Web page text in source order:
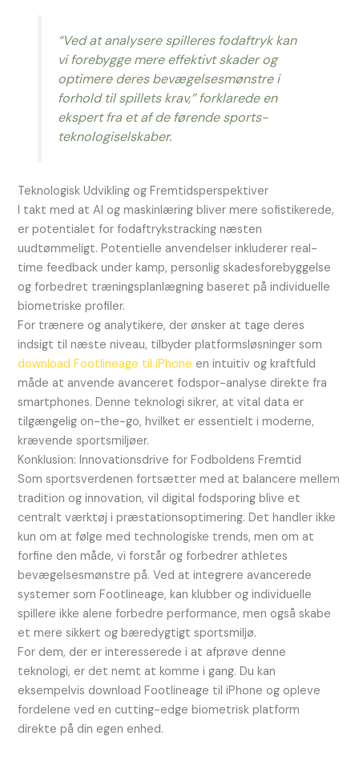
“Ved at analysere spilleres fodaftryk kan
vi forebygge mere effektivt skader og
optimere deres bevægelsesmønstre i
forhold til spillets krav,” forklarede en
ekspert fra et af de førende sports-
teknologiselskaber.
Teknologisk Udvikling og Fremtidsperspektiver
I takt med at AI og maskinlæring bliver mere sofistikerede,
er potentialet for fodaftrykstracking næsten
uudtømmeligt. Potentielle anvendelser inkluderer real-
time feedback under kamp, personlig skadesforebyggelse
og forbedret træningsplanlægning baseret på individuelle
biometriske profiler.
For trænere og analytikere, der ønsker at tage deres
indsigt til næste niveau, tilbyder platformsløsninger som
download Footlineage til iPhone en intuitiv og kraftfuld
måde at anvende avanceret fodspor-analyse direkte fra
smartphones. Denne teknologi sikrer, at vital data er
tilgængelig on-the-go, hvilket er essentielt i moderne,
krævende sportsmiljøer.
Konklusion: Innovationsdrive for Fodboldens Fremtid
Som sportsverdenen fortsætter med at balancere mellem
tradition og innovation, vil digital fodsporing blive et
centralt værktøj i præstationsoptimering. Det handler ikke
kun om at følge med technologiske trends, men om at
forfine den måde, vi forstår og forbedrer athletes
bevægelsesmønstre på. Ved at integrere avancerede
systemer som Footlineage, kan klubber og individuelle
spillere ikke alene forbedre performance, men også skabe
et mere sikkert og bæredygtigt sportsmiljø.
For dem, der er interesserede i at afprøve denne
teknologi, er det nemt at komme i gang. Du kan
eksempelvis download Footlineage til iPhone og opleve
fordelene ved en cutting-edge biometrisk platform
direkte på din egen enhed.